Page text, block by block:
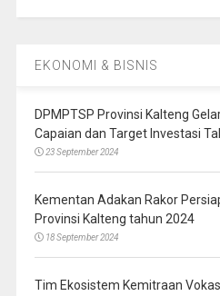
EKONOMI & BISNIS
DPMPTSP Provinsi Kalteng
Capaian dan Target Investasi
23 September 2024
Kementan Adakan Rakor
Provinsi Kalteng tahun 2024
18 September 2024
Tim Ekosistem Kemitraan